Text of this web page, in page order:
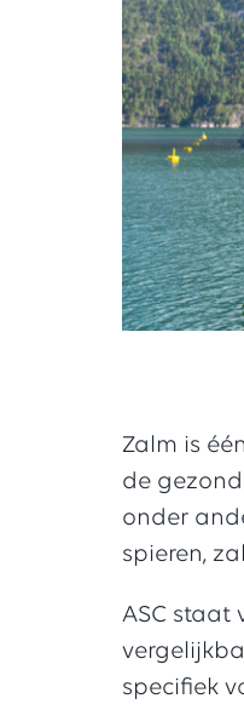
Zalm is
de
onder
spieren,
ASC staat
specifiek